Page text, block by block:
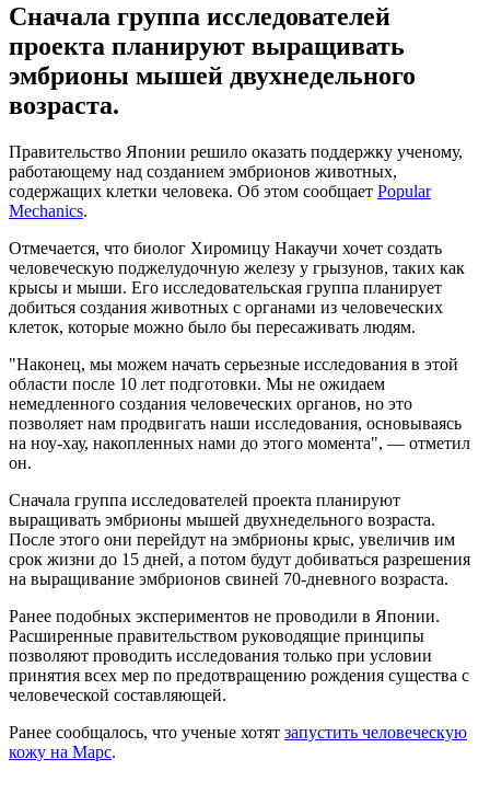
Сначала группа исследователей
проекта планируют выращивать
эмбрионы мышей двухнедельного
возраста.
Правительство Японии решило оказать поддержку ученому,
работающему над созданием эмбрионов животных,
содержащих клетки человека. Об этом сообщает Popular
Mechanics.
Отмечается, что биолог Хиромицу Накаучи хочет создать
человеческую поджелудочную железу у грызунов, таких как
крысы и мыши. Его исследовательская группа планирует
добиться создания животных с органами из человеческих
клеток, которые можно было бы пересаживать людям.
"Наконец, мы можем начать серьезные исследования в этой
области после 10 лет подготовки. Мы не ожидаем
немедленного создания человеческих органов, но это
позволяет нам продвигать наши исследования, основываясь
на ноу-хау, накопленных нами до этого момента", — отметил
он.
Сначала группа исследователей проекта планируют
выращивать эмбрионы мышей двухнедельного возраста.
После этого они перейдут на эмбрионы крыс, увеличив им
срок жизни до 15 дней, а потом будут добиваться разрешения
на выращивание эмбрионов свиней 70-дневного возраста.
Ранее подобных экспериментов не проводили в Японии.
Расширенные правительством руководящие принципы
позволяют проводить исследования только при условии
принятия всех мер по предотвращению рождения существа с
человеческой составляющей.
Ранее сообщалось, что ученые хотят запустить человеческую
кожу на Марс.